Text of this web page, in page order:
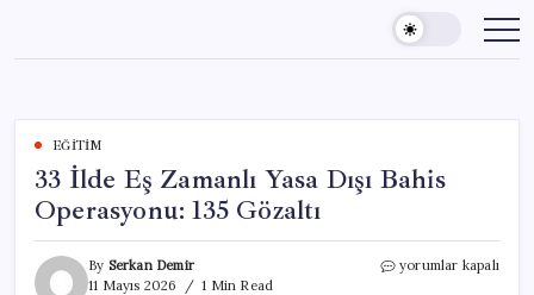
content
EĞITIM
33 İlde Eş Zamanlı Yasa Dışı Bahis
Operasyonu: 135 Gözaltı
By Serkan Demir
11 Mayıs 2026
1 Min Read
33
yorumlar kapalı